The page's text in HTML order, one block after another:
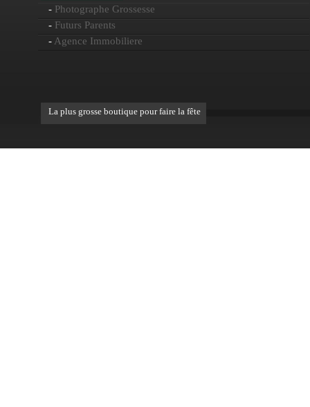
- Photographe Grossesse
- Futurs Parents
- Agence Immobiliere
La plus grosse boutique pour faire la fête